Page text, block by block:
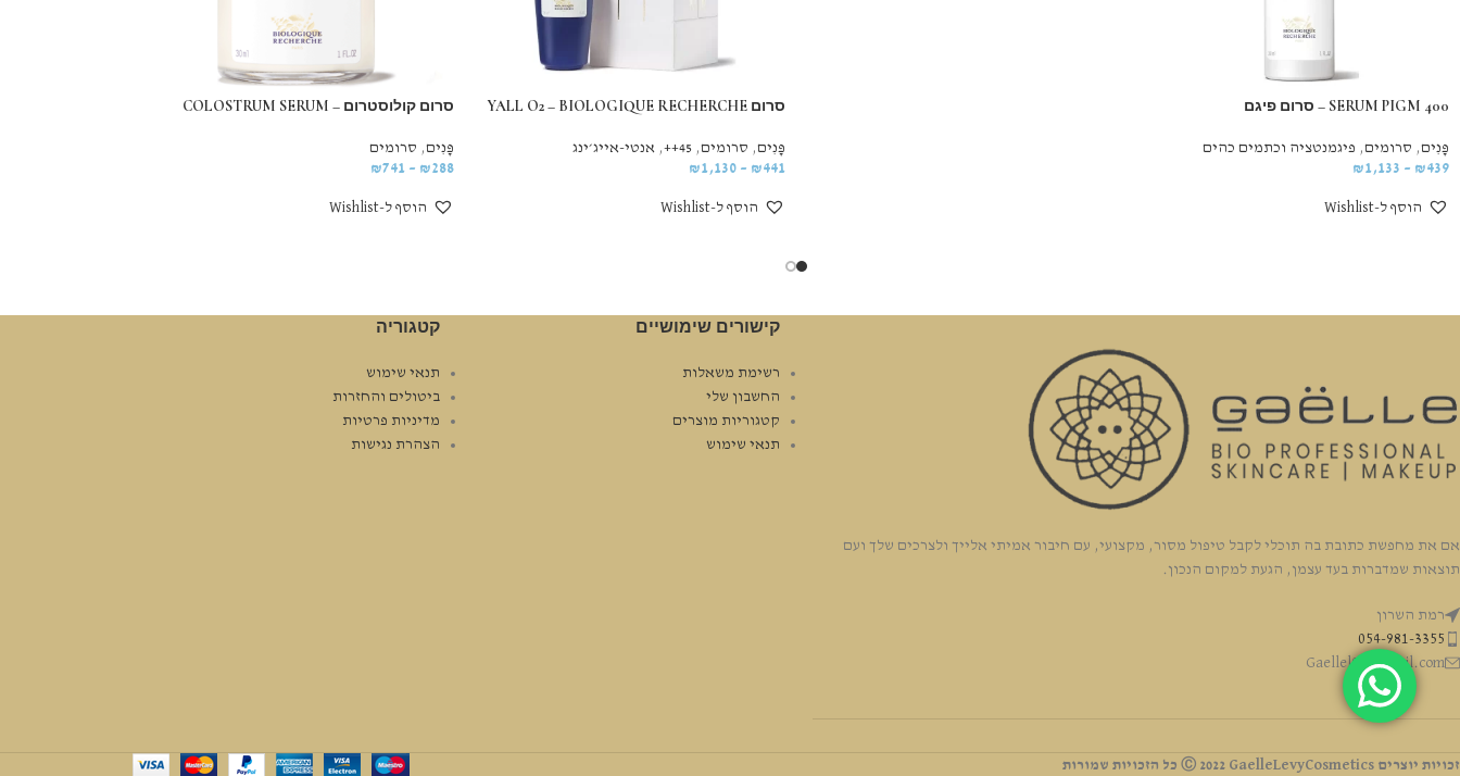
SERUM PIGM 400 – סרום פיגם
פָּנִים, סרומים, פיגמנטציה וכתמים כהים
₪439
–
₪1,133
הוסף ל-Wishlist
סרום YALL O2 – BIOLOGIQUE RECHERCHE
פָּנִים, סרומים,
45++
, אנטי-אייג׳ינג
₪441
–
₪1,130
הוסף ל-Wishlist
סרום קולוסטרום – COLOSTRUM SERUM
פָּנִים, סרומים
₪288
–
₪741
הוסף ל-Wishlist
אם את מחפשת כתובת בה תוכלי לקבל טיפול מסור, מקצועי, עם חיבור אמיתי אלייך ולצרכים שלך ועם
תוצאות שמדברות בעד עצמן, הגעת למקום הנכון.
רמת השרון
054-981-3355
Gaellel03@gmail.com
קישורים שימושיים
רשימת משאלות
החשבון שלי
קטגוריות מוצרים
תנאי שימוש
קטגוריה
תנאי שימוש
ביטולים והחזרות
מדיניות פרטיות
הצהרת נגישות
זכויות יוצרים Ⓒ 2022 GaelleLevyCosmetics כל הזכויות שמורות